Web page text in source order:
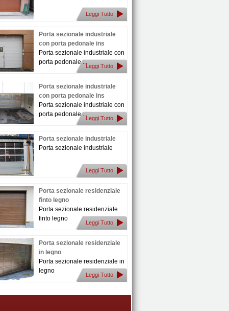
Leggi Tutto
Porta sezionale industriale
con porta pedonale ins
Porta sezionale industriale con
porta pedonale ...
Leggi Tutto
Porta sezionale industriale
con porta pedonale ins
Porta sezionale industriale con
porta pedonale ...
Leggi Tutto
Porta sezionale industriale
Porta sezionale industriale
Leggi Tutto
Porta sezionale residenziale
finto legno
Porta sezionale residenziale
finto legno
Leggi Tutto
Porta sezionale residenziale
in legno
Porta sezionale residenziale in
legno
Leggi Tutto